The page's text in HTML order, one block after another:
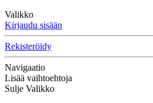
Valikko
Kirjaudu sisään
Rekisteröidy
Navigaatio
Lisää vaihtoehtoja
Sulje Valikko